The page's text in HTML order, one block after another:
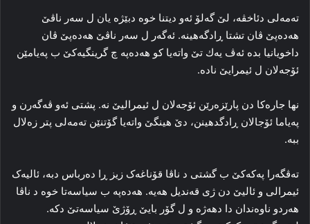
ته‌مه‌لی دئاخڤه‌، لێ گه‌لۆ ئەو دیتنا خوه‌ دبێژه‌ یان ل سه‌ر ناڤێ
هەدەپێ ڤان تشتا ڕادگەهینه‌. ئه‌گه‌ر ل سه‌ر ناڤێ هەدەپێ ڤان
داخویانیا بدە ئه‌ڤ یەك تێ واته‌یا کو هەدەپە چ گرینگیه‌کێ ب په‌یامێن
ئۆجەلان ل ئیمرایێ نادە.
نها جارەكا دن پارێزه‌رێن ئۆجەلان ل ئیمرالیێ نه‌. پشتی ئه‌و ڤه‌گه‌رن و
په‌یاما ئۆجالان ڕادگدهینن، دێ هینگێ واته‌یا گۆتنێن ته‌مه‌لی پتر زه‌لال
ببه‌.
ته‌ڤگه‌را پەکەکێ ب گشتی د ناڤا قۆناغه‌ک زیز ڕا ده‌رباس دبه‌، ئالیه‌ک
ئیمرالی و ئالیێ دن ژی قه‌ندیل هه‌یه‌. هەدەپە ب سیاسه‌تا خوه‌ د ناڤا
هه‌ردو ناوه‌ندان دا دهه‌ژە و ل گۆر بایێ ڕۆژێ سیاسه‌تێ دکه‌.